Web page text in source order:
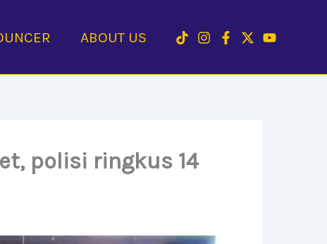
ABOUT US
polisi ringkus 14